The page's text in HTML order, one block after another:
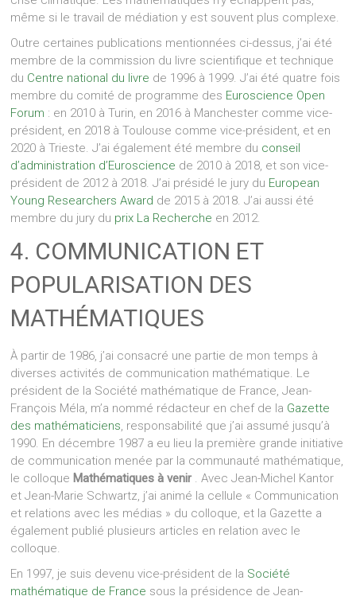
même si le travail de médiation y est souvent plus complexe.
Outre certaines publications mentionnées ci-dessus, j’ai été
membre de la commission du livre scientifique et technique
du Centre national du livre de 1996 à 1999. J’ai été quatre fois
membre du comité de programme des Euroscience Open
Forum : en 2010 à Turin, en 2016 à Manchester comme vice-
président, en 2018 à Toulouse comme vice-président, et en
2020 à Trieste. J’ai également été membre du conseil
d’administration d’Euroscience de 2010 à 2018, et son vice-
président de 2012 à 2018. J’ai présidé le jury du European
Young Researchers Award de 2015 à 2018. J’ai aussi été
membre du jury du prix La Recherche en 2012.
4. COMMUNICATION ET
POPULARISATION DES
MATHÉMATIQUES
À partir de 1986, j’ai consacré une partie de mon temps à
diverses activités de communication mathématique. Le
président de la Société mathématique de France, Jean-
François Méla, m’a nommé rédacteur en chef de la Gazette
des mathématiciens, responsabilité que j’ai assumé jusqu’à
1990. En décembre 1987 a eu lieu la première grande initiative
de communication menée par la communauté mathématique,
le colloque Mathématiques à venir . Avec Jean-Michel Kantor
et Jean-Marie Schwartz, j’ai animé la cellule « Communication
et relations avec les médias » du colloque, et la Gazette a
également publié plusieurs articles en relation avec le
colloque.
En 1997, je suis devenu vice-président de la Société
mathématique de France sous la présidence de Jean-